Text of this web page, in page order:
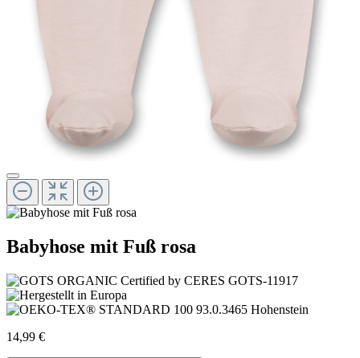
Babyhose mit Fuß rosa
14,99 €